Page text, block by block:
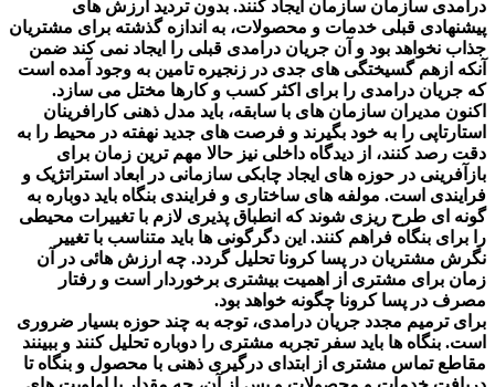
درامدی سازمان سازمان ایجاد کنند. بدون تردید ارزش های
پیشنهادی قبلی خدمات و محصولات، به اندازه گذشته برای مشتریان
جذاب نخواهد بود و آن جریان درامدی قبلی را ایجاد نمی کند ضمن
آنکه ازهم گسیختگی های جدی در زنجیره تامین به وجود آمده است
که جریان درامدی را برای اکثر کسب و کارها مختل می سازد.
اکنون مدیران سازمان های با سابقه، باید مدل ذهنی کارافرینان
استارتاپی را به خود بگیرند و فرصت های جدید نهفته در محیط را به
دقت رصد کنند، از دیدگاه داخلی نیز حالا مهم ترین زمان برای
بازآفرینی در حوزه های ایجاد چابکی سازمانی در ابعاد استراتژیک و
فرایندی است. مولفه های ساختاری و فرایندی بنگاه باید دوباره به
گونه ای طرح ریزی شوند که انطباق پذیری لازم با تغییرات محیطی
را برای بنگاه فراهم کنند. این دگرگونی ها باید متناسب با تغییر
نگرش مشتریان در پسا کرونا تحلیل گردد. چه ارزش هائی در آن
زمان برای مشتری از اهمیت بیشتری برخوردار است و رفتار
مصرف در پسا کرونا چگونه خواهد بود.
برای ترمیم مجدد جریان درامدی، توجه به چند حوزه بسیار ضروری
است. بنگاه ها باید سفر تجربه مشتری را دوباره تحلیل کنند و ببینند
مقاطع تماس مشتری از ابتدای درگیری ذهنی با محصول و بنگاه تا